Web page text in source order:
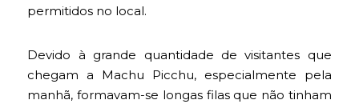
permitidos no local.
Devido à grande quantidade de visitantes que
chegam a Machu Picchu, especialmente pela
manhã, formavam-se longas filas que não tinham